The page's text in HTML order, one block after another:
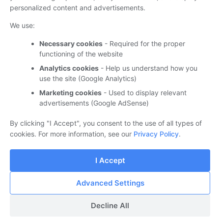
SAIF: Google's Guide to Secure AI| Google
Telegram וה- Whatsapp של
עדכונים ומידע טכנולוגי מסחרי ומנהלי
‏מופעל על ידי Blogger
personalized content and advertisements.
We use:
Necessary cookies - Required for the proper
functioning of the website
Analytics cookies - Help us understand how you
use the site (Google Analytics)
Marketing cookies - Used to display relevant
advertisements (Google AdSense)
By clicking "I Accept", you consent to the use of all types of
cookies. For more information, see our Privacy Policy.
I Accept
Advanced Settings
Decline All